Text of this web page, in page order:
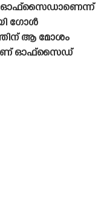
ഓഫ്‌സൈഡാണെന്ന്
ഗോൾ
ആ മോശം
ഓഫ്‌സൈഡ്